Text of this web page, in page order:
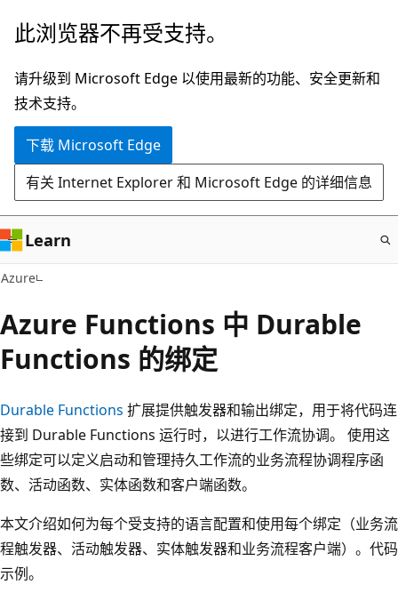
跳
主
要
内
此浏览器不再受支持。
请升级到 Microsoft Edge 以使用最新的功能、安全更新和
技术支持。
下载 Microsoft Edge
有关 Internet Explorer 和 Microsoft Edge 的详细信息
Learn
Azure
Azure Functions 中 Durable
Functions 的绑定
Durable Functions 扩展提供触发器和输出绑定，用于将代码连
接到 Durable Functions 运行时，以进行工作流协调。 使用这
些绑定可以定义启动和管理持久工作流的业务流程协调程序函
数、活动函数、实体函数和客户端函数。
本文介绍如何为每个受支持的语言配置和使用每个绑定（业务流
程触发器、活动触发器、实体触发器和业务流程客户端）。代码
示例。